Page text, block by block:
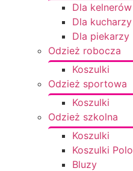
Dla kelnerów
Dla kucharzy
Dla piekarzy
Odzież robocza
Koszulki
Odzież sportowa
Koszulki
Odzież szkolna
Koszulki
Koszulki Polo
Bluzy